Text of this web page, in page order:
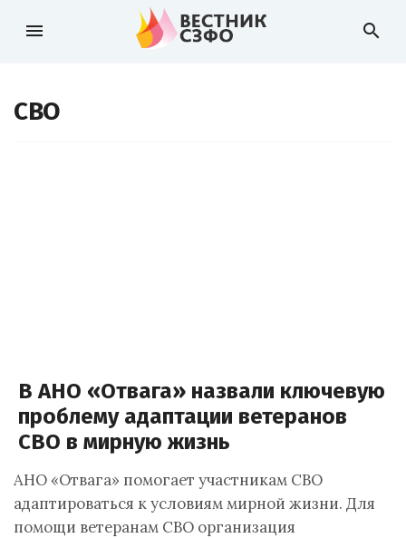
menu search
СВО
В АНО «Отвага» назвали ключевую
проблему адаптации ветеранов
СВО в мирную жизнь
АНО «Отвага» помогает участникам СВО
адаптироваться к условиям мирной жизни. Для
помощи ветеранам СВО организация